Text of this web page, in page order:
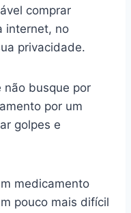
comprar
internet, no
privacidade.
não busque por
por um
golpes e
medicamento
pouco mais difícil